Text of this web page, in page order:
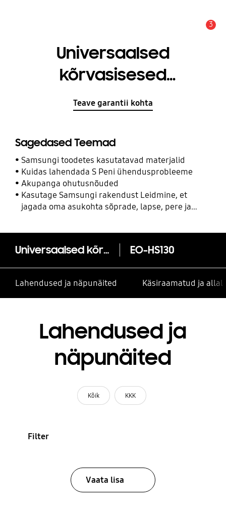
3
Universaalsed
kõrvasisesed
kõrvaklapid
Teave garantii kohta
Sagedased Teemad
Samsungi toodetes kasutatavad materjalid
Kuidas lahendada S Peni ühendusprobleeme
Akupanga ohutusnõuded
Kasutage Samsungi rakendust Leidmine, et
jagada oma asukohta sõprade, lapse, pere ja
Universaalsed kõrvasisesed kõrvaklapid EO-HS130
Lahendused ja näpunäited Käsiraamatud ja
Lahendused ja
näpunäited
Kõik KKK
Filter
Vaata lisa